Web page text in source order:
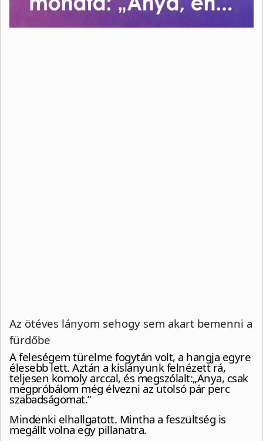
Az ötéves lányom sehogy sem akart bemenni a
fürdőbe
A feleségem türelme fogytán volt, a hangja egyre
élesebb lett. Aztán a kislányunk felnézett rá,
teljesen komoly arccal, és megszólalt:„Anya, csak
megpróbálom még élvezni az utolsó pár perc
szabadságomat.”
Mindenki elhallgatott. Mintha a feszültség is
megállt volna egy pillanatra.